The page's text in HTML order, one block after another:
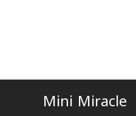
Mini Miracle